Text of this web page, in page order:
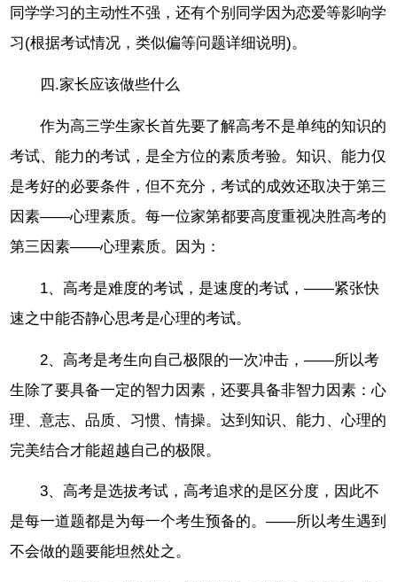
同学学习的主动性不强，还有个别同学因为恋爱等影响学
习(根据考试情况，类似偏等问题详细说明)。
四.家长应该做些什么
作为高三学生家长首先要了解高考不是单纯的知识的
考试、能力的考试，是全方位的素质考验。知识、能力仅
是考好的必要条件，但不充分，考试的成效还取决于第三
因素——心理素质。每一位家第都要高度重视决胜高考的
第三因素——心理素质。因为：
1、高考是难度的考试，是速度的考试，——紧张快
速之中能否静心思考是心理的考试。
2、高考是考生向自己极限的一次冲击，——所以考
生除了要具备一定的智力因素，还要具备非智力因素：心
理、意志、品质、习惯、情操。达到知识、能力、心理的
完美结合才能超越自己的极限。
3、高考是选拔考试，高考追求的是区分度，因此不
是每一道题都是为每一个考生预备的。——所以考生遇到
不会做的题要能坦然处之。